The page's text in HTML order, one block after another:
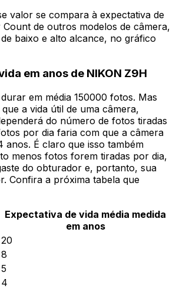
valor se compara à expectativa de
de outros modelos de câmera,
baixo e alto alcance, no gráfico
em anos de NIKON Z9H
em média 150000 fotos. Mas
a vida útil de uma câmera,
do número de fotos tiradas
por dia faria com que a câmera
anos. É claro que isso também
menos fotos forem tiradas por dia,
do obturador e, portanto, sua
Confira a próxima tabela que
Expectativa de vida média medida
em anos
20
8
5
4